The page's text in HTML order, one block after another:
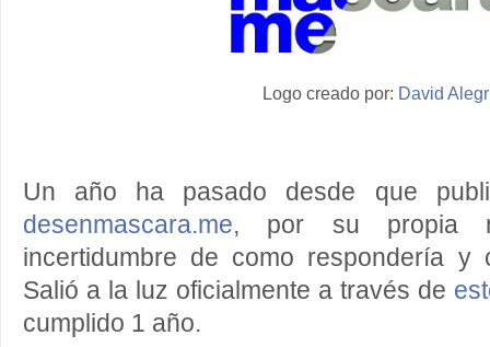
Logo creado por: David
Un año ha pasado desde que
desenmascara.me, por su propia
incertidumbre de como respondería y
Salió a la luz oficialmente a través de
cumplido 1 año.